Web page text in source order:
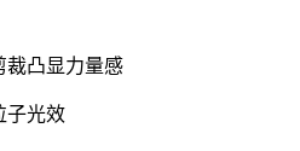
裁凸显力量感
子光效